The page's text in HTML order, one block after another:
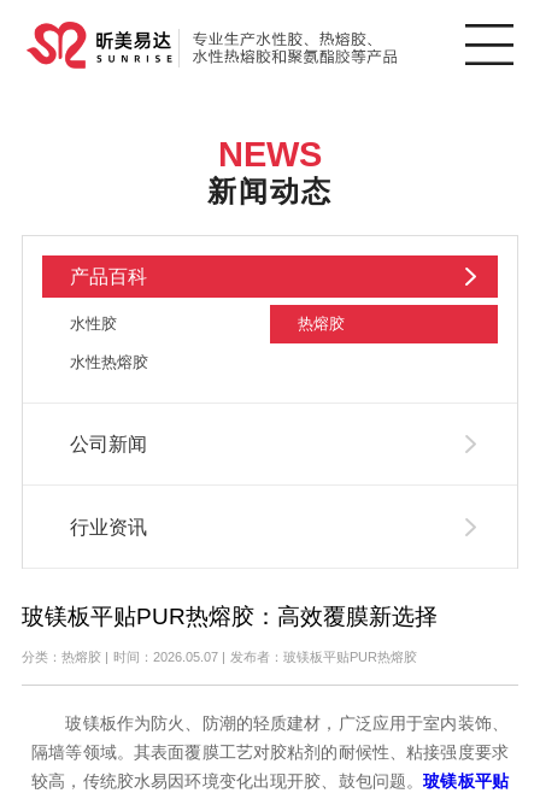
NEWS
新闻动态
产品百科
水性胶 热熔胶
水性热熔胶
公司新闻
行业资讯
玻镁板平贴PUR热熔胶：高效覆膜新选择
分类：热熔胶 | 时间：2026.05.07 | 发布者：玻镁板平贴PUR热熔胶
玻镁板作为防火、防潮的轻质建材，广泛应用于室内装饰、
隔墙等领域。其表面覆膜工艺对胶粘剂的耐候性、粘接强度要求
较高，传统胶水易因环境变化出现开胶、鼓包问题。玻镁板平贴